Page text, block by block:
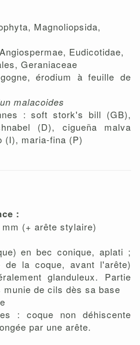
Magnoliopsida,
Eudicotidae,
Geraniaceae
érodium à feuille de
malacoides
: soft stork's bill (GB),
(D), cigueña malva
(I), maria-fina (P)
:
(+ arête stylaire)
en bec conique, aplati ;
de la coque, avant l'arête)
glanduleux. Partie
de cils dès sa base
: coque non déhiscente
par une arête.